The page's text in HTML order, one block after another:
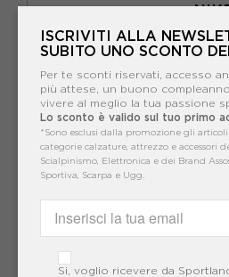
NIKE SHORT RUN RACE
ISCRIVITI ALLA
SUBITO UNO SCONTO
Per te sconti riservati, accesso
più attese, un buono
vivere al meglio la tua passione
Lo sconto è valido sul tuo primo
*Sono esclusi dalla promozione gli
categorie calzature, attrezzo e accessori
Scialpinismo, Elettronica e dei Brand
Sportiva, Scarpa e Ugg.
Si, voglio ricevere da